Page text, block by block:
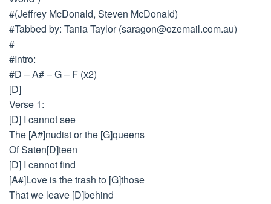
#(Jeffrey McDonald, Steven McDonald)
#Tabbed by: Tania Taylor (saragon@ozemail.com.au)
#
#Intro:
#D – A# – G – F (x2)
[D]
Verse 1:
[D] I cannot see
The [A#]nudist or the [G]queens
Of Saten[D]teen
[D] I cannot find
[A#]Love is the trash to [G]those
That we leave [D]behind